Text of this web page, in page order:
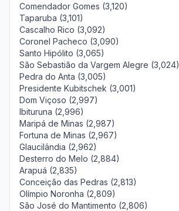
Comendador Gomes (3,120)
Taparuba (3,101)
Cascalho Rico (3,092)
Coronel Pacheco (3,090)
Santo Hipólito (3,065)
São Sebastião da Vargem Alegre (3,024)
Pedra do Anta (3,005)
Presidente Kubitschek (3,001)
Dom Viçoso (2,997)
Ibituruna (2,996)
Maripá de Minas (2,987)
Fortuna de Minas (2,967)
Glaucilândia (2,962)
Desterro do Melo (2,884)
Arapuá (2,835)
Conceição das Pedras (2,813)
Olímpio Noronha (2,809)
São José do Mantimento (2,806)